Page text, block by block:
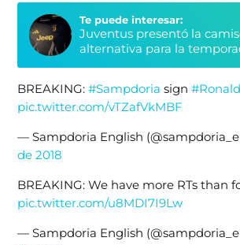
Te puede interesar:
Juventus presentó la
alternativa para la
BREAKING:#Sampdoria sign
pic.twitter.com/vTZafVkMBF
— Sampdoria English
de 2018
BREAKING: We have more RTs than
pic.twitter.com/u8MDI7I9Lw
— Sampdoria English